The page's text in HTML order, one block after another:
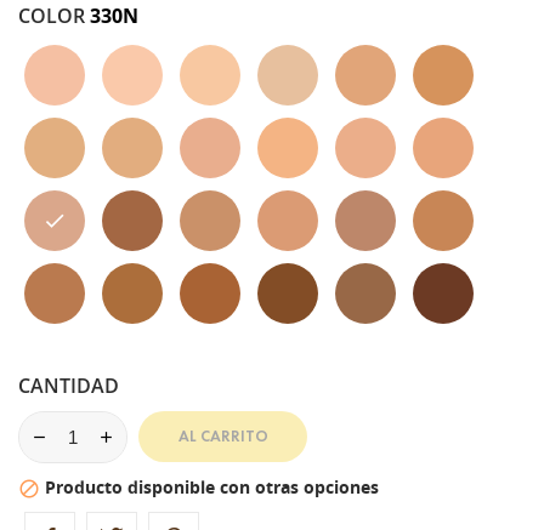
COLOR330N
110c 120n 125w 105w 400w 405w
240w 230w 220c 245c 310n 325c
330n 510n 420w 425c 430c 450w
455w 445n 515w 530w 520w 540c
CANTIDAD
AL CARRITO
 Producto disponible con otras opciones